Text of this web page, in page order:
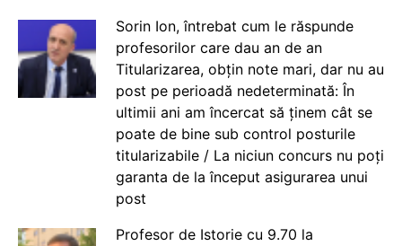
Sorin Ion, întrebat cum le răspunde
profesorilor care dau an de an
Titularizarea, obțin note mari, dar nu au
post pe perioadă nedeterminată: În
ultimii ani am încercat să ținem cât se
poate de bine sub control posturile
titularizabile / La niciun concurs nu poți
garanta de la început asigurarea unui
post
Profesor de Istorie cu 9.70 la